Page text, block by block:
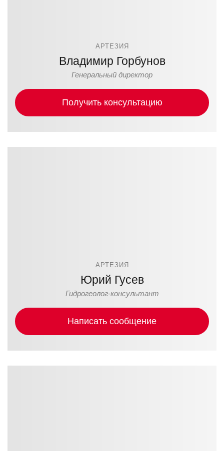
АРТЕЗИЯ
Владимир Горбунов
Генеральный директор
Получить консультацию
АРТЕЗИЯ
Юрий Гусев
Гидрогеолог-консультант
Написать сообщение